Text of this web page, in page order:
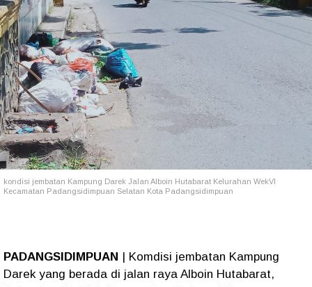
kondisi jembatan Kampung Darek Jalan Alboin Hutabarat Kelurahan WekVI
Kecamatan Padangsidimpuan Selatan Kota Padangsidimpuan
PADANGSIDIMPUAN | Komdisi jembatan Kampung
Darek yang berada di jalan raya Alboin Hutabarat,